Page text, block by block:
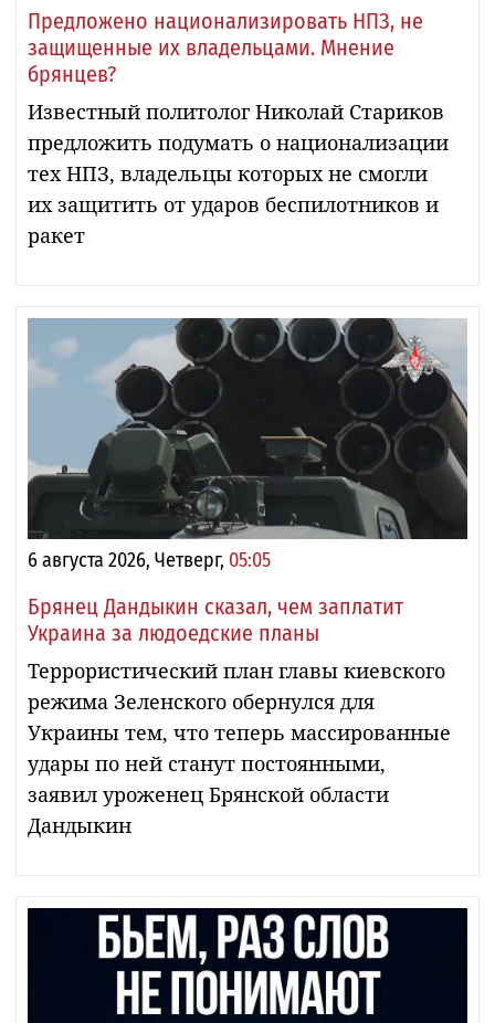
Предложено национализировать НПЗ, не
защищенные их владельцами. Мнение
брянцев?
Известный политолог Николай Стариков
предложить подумать о национализации
тех НПЗ, владельцы которых не смогли
их защитить от ударов беспилотников и
ракет
6 августа 2026, Четверг, 05:05
Брянец Дандыкин сказал, чем заплатит
Украина за людоедские планы
Террористический план главы киевского
режима Зеленского обернулся для
Украины тем, что теперь массированные
удары по ней станут постоянными,
заявил уроженец Брянской области
Дандыкин